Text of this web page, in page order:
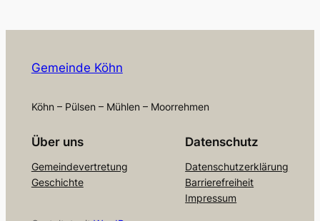
Gemeinde Köhn
Köhn – Pülsen – Mühlen – Moorrehmen
Über uns
Gemeindevertretung
Geschichte
Datenschutz
Datenschutzerklärung
Barrierefreiheit
Impressum